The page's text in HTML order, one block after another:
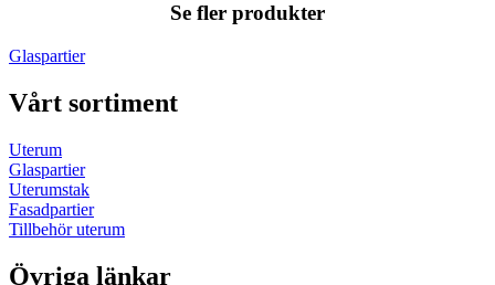
Se fler produkter
Glaspartier
Vårt sortiment
Uterum
Glaspartier
Uterumstak
Fasadpartier
Tillbehör uterum
Övriga länkar